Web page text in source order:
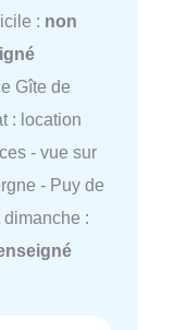
: non
Gîte de
: location
- vue sur
- Puy de
dimanche :